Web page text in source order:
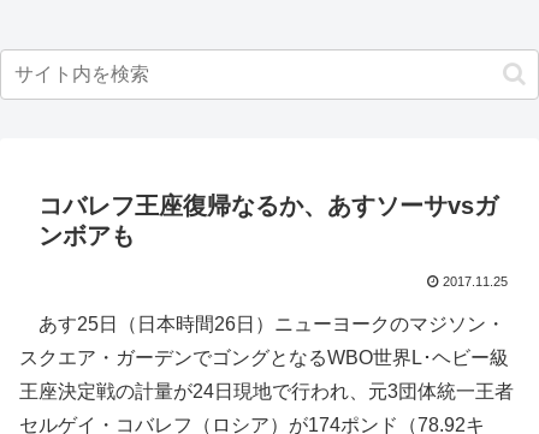
コバレフ王座復帰なるか、あすソーサvsガ
ンボアも
2017.11.25
あす25日（日本時間26日）ニューヨークのマジソン・
スクエア・ガーデンでゴングとなるWBO世界L･ヘビー級
王座決定戦の計量が24日現地で行われ、元3団体統一王者
セルゲイ・コバレフ（ロシア）が174ポンド（78.92キ